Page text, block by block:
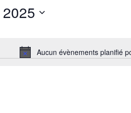
Aucun évènements planifié